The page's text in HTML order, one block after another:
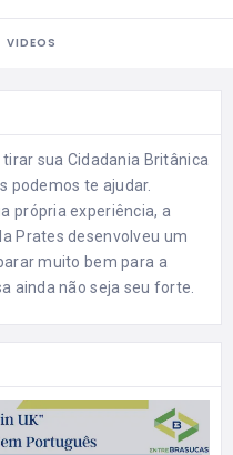
VIDEOS
sua Cidadania Britânica
podemos te ajudar.
própria experiência, a
Prates desenvolveu um
muito bem para a
ainda não seja seu forte.